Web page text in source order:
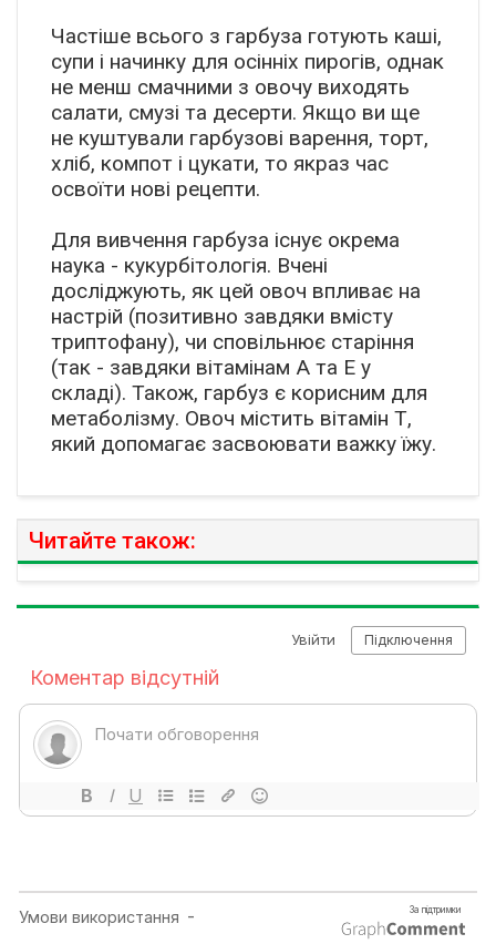
Частіше всього з гарбуза готують каші,
супи і начинку для осінніх пирогів, однак
не менш смачними з овочу виходять
салати, смузі та десерти. Якщо ви ще
не куштували гарбузові варення, торт,
хліб, компот і цукати, то якраз час
освоїти нові рецепти.
Для вивчення гарбуза існує окрема
наука - кукурбітологія. Вчені
досліджують, як цей овоч впливає на
настрій (позитивно завдяки вмісту
триптофану), чи сповільнює старіння
(так - завдяки вітамінам A та E у
складі). Також, гарбуз є корисним для
метаболізму. Овоч містить вітамін Т,
який допомагає засвоювати важку їжу.
Читайте також: